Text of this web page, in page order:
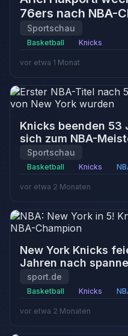
76ers nach NBA-
Knicks
Sportschau
Basketball Knicks
vor etwa 1 Monat
Knicks beenden 53
sich zum NBA-
Sportschau
Basketball Knicks
vor etwa 2 Monaten
New York Knicks
Jahren nach
sport.de
Basketball Knicks
vor etwa 2 Monaten